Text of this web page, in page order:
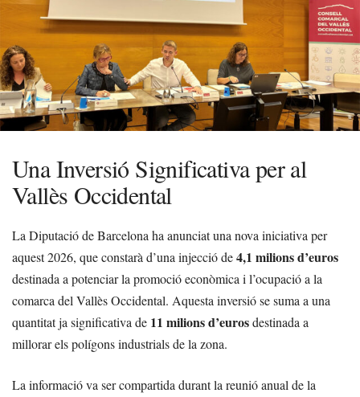
Una Inversió Significativa per al
Vallès Occidental
La Diputació de Barcelona ha anunciat una nova iniciativa per
aquest 2026, que constarà d’una injecció de4,1 milions d’euros
destinada a potenciar la promoció econòmica i l’ocupació a la
comarca del Vallès Occidental. Aquesta inversió se suma a una
quantitat ja significativa de 11 milions d’eurosdestinada a
millorar els polígons industrials de la zona.
La informació va ser compartida durant la reunió anual de la